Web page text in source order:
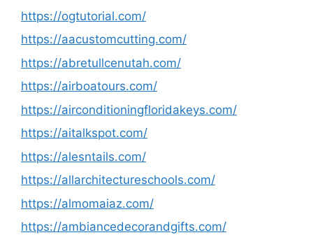
https://ogtutorial.com/
https://aacustomcutting.com/
https://abretullcenutah.com/
https://airboatours.com/
https://airconditioningfloridakeys.com/
https://aitalkspot.com/
https://alesntails.com/
https://allarchitectureschools.com/
https://almomaiaz.com/
https://ambiancedecorandgifts.com/